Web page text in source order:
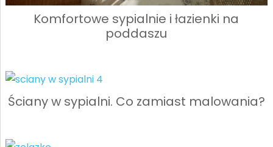
Komfortowe sypialnie i łazienki na
poddaszu
Ściany w sypialni. Co zamiast malowania?